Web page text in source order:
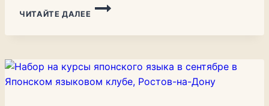
начнём Первый блок — три видео про
ЧИТАЙТЕ ДАЛЕЕ
УЧИМ-
НА
YOUTUBE